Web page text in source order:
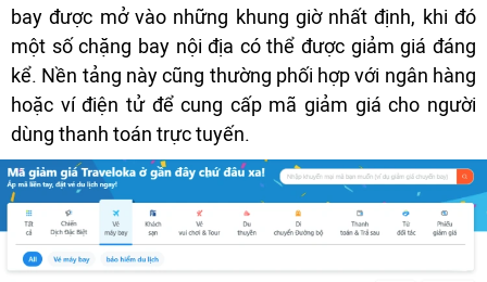
bay được mở vào những khung giờ nhất định, khi đó
một số chặng bay nội địa có thể được giảm giá đáng
kể. Nền tảng này cũng thường phối hợp với ngân hàng
hoặc ví điện tử để cung cấp mã giảm giá cho người
dùng thanh toán trực tuyến.